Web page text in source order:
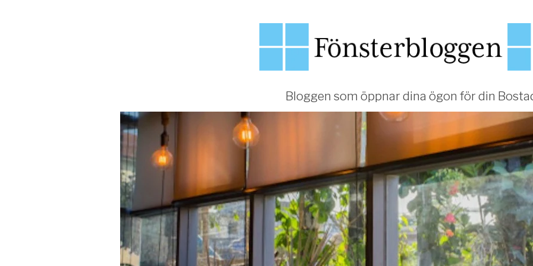
Bloggen som öppnar dina ögon för din